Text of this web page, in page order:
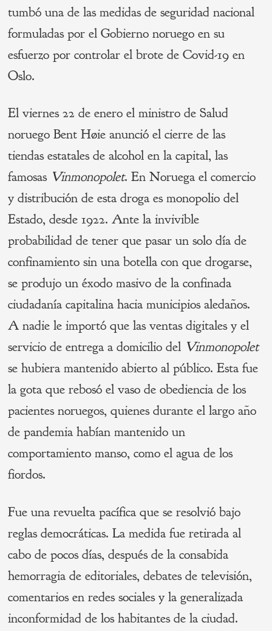
tumbó una de las medidas de seguridad nacional
formuladas por el Gobierno noruego en su
esfuerzo por controlar el brote de Covid-19 en
Oslo.
El viernes 22 de enero el ministro de Salud
noruego Bent Høie anunció el cierre de las
tiendas estatales de alcohol en la capital, las
famosas Vinmonopolet. En Noruega el comercio
y distribución de esta droga es monopolio del
Estado, desde 1922. Ante la invivible
probabilidad de tener que pasar un solo día de
confinamiento sin una botella con que drogarse,
se produjo un éxodo masivo de la confinada
ciudadanía capitalina hacia municipios aledaños.
A nadie le importó que las ventas digitales y el
servicio de entrega a domicilio del Vinmonopolet
se hubiera mantenido abierto al público. Esta fue
la gota que rebosó el vaso de obediencia de los
pacientes noruegos, quienes durante el largo año
de pandemia habían mantenido un
comportamiento manso, como el agua de los
fiordos.
Fue una revuelta pacífica que se resolvió bajo
reglas democráticas. La medida fue retirada al
cabo de pocos días, después de la consabida
hemorragia de editoriales, debates de televisión,
comentarios en redes sociales y la generalizada
inconformidad de los habitantes de la ciudad.